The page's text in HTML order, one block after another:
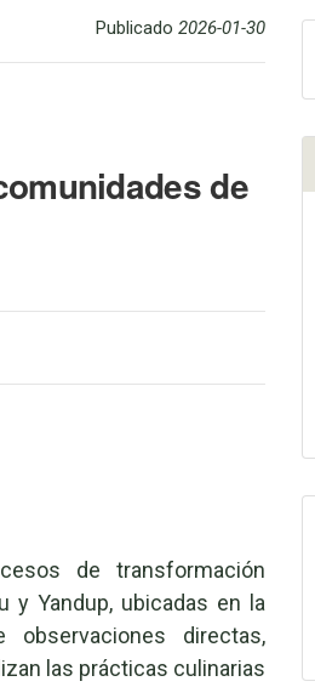
Publicado 2026-01-30
de
de transformación
y Yandup, ubicadas en la
directas,
las prácticas culinarias